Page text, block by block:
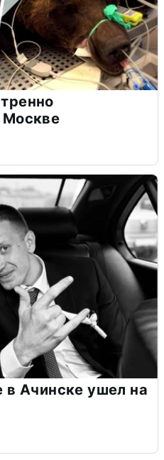
Москве
в Ачинске ушел на